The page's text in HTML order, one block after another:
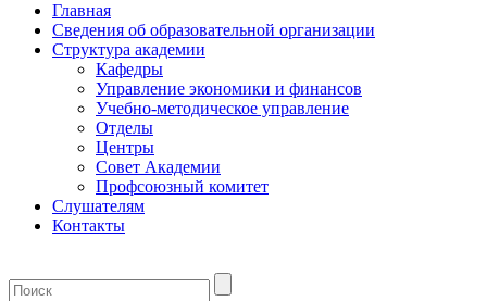
Главная
Сведения об образовательной организации
Структура академии
Кафедры
Управление экономики и финансов
Учебно-методическое управление
Отделы
Центры
Совет Академии
Профсоюзный комитет
Слушателям
Контакты